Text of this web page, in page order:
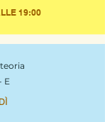
19:00
E